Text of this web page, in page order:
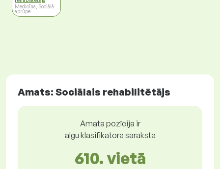
Medicīna, Sociālā
aprūpe
Amats: Sociālais rehabilitētājs
Amata pozīcija ir
algu klasifikatora saraksta
610. vietā